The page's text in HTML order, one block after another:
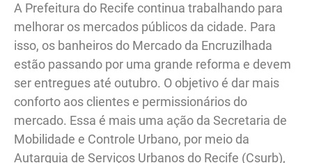
A Prefeitura do Recife continua trabalhando para
melhorar os mercados públicos da cidade. Para
isso, os banheiros do Mercado da Encruzilhada
estão passando por uma grande reforma e devem
ser entregues até outubro. O objetivo é dar mais
conforto aos clientes e permissionários do
mercado. Essa é mais uma ação da Secretaria de
Mobilidade e Controle Urbano, por meio da
Autarquia de Serviços Urbanos do Recife (Csurb),